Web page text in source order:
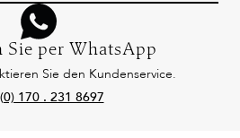
Sie per WhatsApp
Sie den Kundenservice.
170 . 231 8697